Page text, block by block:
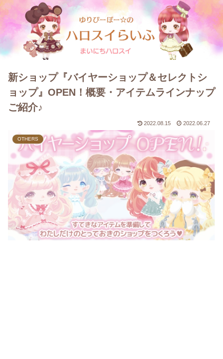
新ショップ『バイヤーショップ＆セレクトシ
ョップ』OPEN！概要・アイテムラインナップ
ご紹介♪
2022.08.15 2022.06.27
OTHERS